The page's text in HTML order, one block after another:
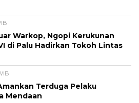
Warkop, Ngopi Kerukunan
di Palu Hadirkan Tokoh Lintas
Terduga Pelaku
Mendaan